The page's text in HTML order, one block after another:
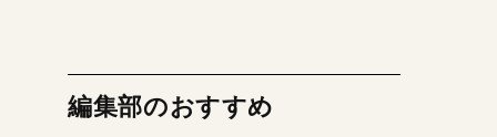
編集部のおすすめ